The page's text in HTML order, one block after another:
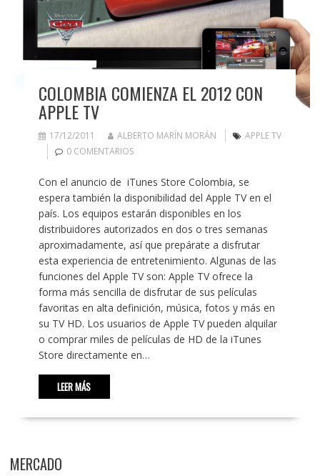
COLOMBIA COMIENZA EL 2012 CON
APPLE TV
17/12/2011 ALBERTO MARÍN MORÁN
APPLE TV
0 COMENTARIOS
Con el anuncio de iTunes Store Colombia, se
espera también la disponibilidad del Apple TV en el
país. Los equipos estarán disponibles en los
distribuidores autorizados en dos o tres semanas
aproximadamente, así que prepárate a disfrutar
esta experiencia de entretenimiento. Algunas de las
funciones del Apple TV son: Apple TV ofrece la
forma más sencilla de disfrutar de sus películas
favoritas en alta definición, música, fotos y más en
su TV HD. Los usuarios de Apple TV pueden alquilar
o comprar miles de películas de HD de la iTunes
Store directamente en…
LEER MÁS
MERCADO